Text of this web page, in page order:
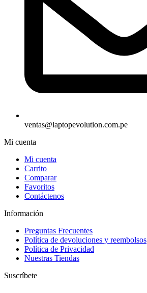
ventas@laptopevolution.com.pe
Mi cuenta
Mi cuenta
Carrito
Comparar
Favoritos
Contáctenos
Información
Preguntas Frecuentes
Política de devoluciones y reembolsos
Política de Privacidad
Nuestras Tiendas
Suscríbete